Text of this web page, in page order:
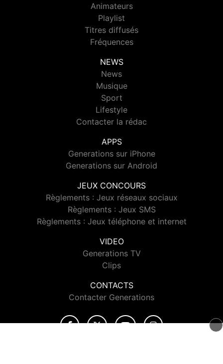
Animateurs
Playlist
Titres diffusés
Fréquences
NEWS
News
Musique
Sport
Lifestyle
Contacter la rédac
APPS
Generations sur iPhone
Generations sur Android
JEUX CONCOURS
Règlements : Jeux réseaux sociaux
Règlements : Jeux SMS
Règlements : Jeux téléphone et internet
VIDEO
Generations TV
Clips
CONTACTS
Contacter Generations